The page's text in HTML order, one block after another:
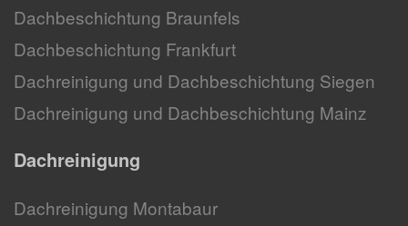
Dachbeschichtung Braunfels
Dachbeschichtung Frankfurt
Dachreinigung und Dachbeschichtung Siegen
Dachreinigung und Dachbeschichtung Mainz
Dachreinigung
Dachreinigung Montabaur